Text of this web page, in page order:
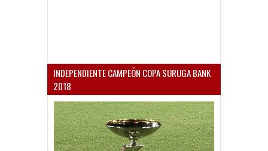
INDEPENDIENTE CAMPEÓN COPA SURUGA BANK
2018